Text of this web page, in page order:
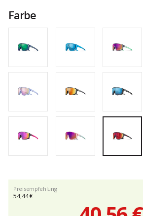
von
5Farbe
Preisempfehlung
54,44 €